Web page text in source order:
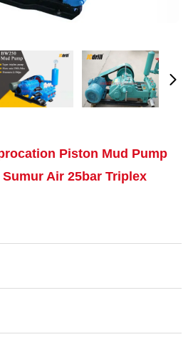
Piston Mud Pump
Air 25bar Triplex